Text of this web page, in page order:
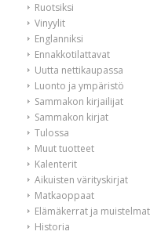
Ruotsiksi
Vinyylit
Englanniksi
Ennakkotilattavat
Uutta nettikaupassa
Luonto ja ympäristö
Sammakon kirjailijat
Sammakon kirjat
Tulossa
Muut tuotteet
Kalenterit
Aikuisten värityskirjat
Matkaoppaat
Elämäkerrat ja muistelmat
Historia